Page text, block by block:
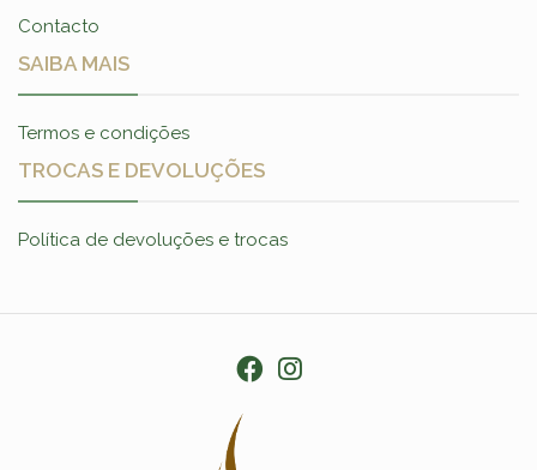
Contacto
SAIBA MAIS
Termos e condições
TROCAS E DEVOLUÇÕES
Política de devoluções e trocas